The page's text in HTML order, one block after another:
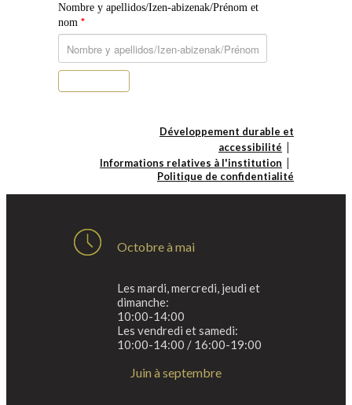
Nombre y apellidos/Izen-abizenak/Prénom et
nom *
Développement durable et
accessibilité
Informations relatives à l'institution
Politique de confidentialité
Octobre à mai
Les mardi, mercredi, jeudi et
dimanche:
10:00-14:00
Les vendredi et samedi:
10:00-14:00 / 16:00-19:00
Juin à septembre